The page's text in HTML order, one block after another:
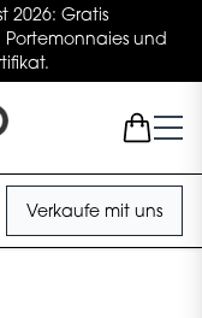
2026: Gratis
Portemonnaies und
Verkaufe mit uns